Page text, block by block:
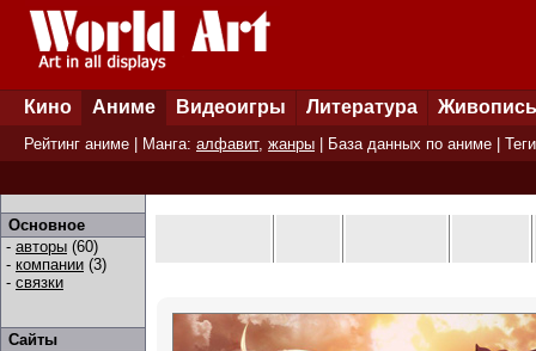
Кино Аниме Видеоигры Литература Живопись
Рейтинг аниме | Манга: алфавит, жанры База данных по аниме Теги
Основное
- авторы (60)
- компании (3)
- связки
Сайты